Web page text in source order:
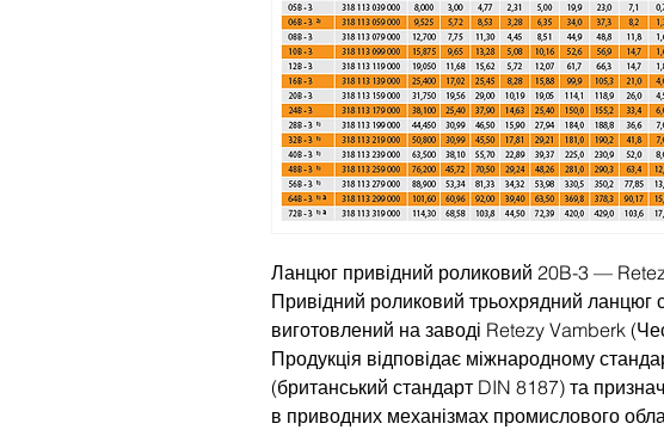
Ланцюг привідний роликовий 20B-3 —
Привідний роликовий трьохрядний ланцюг
виготовлений на заводі Retezy Vamberk
Продукція відповідає міжнародному
(британський стандарт DIN 8187) та
в приводних механізмах промислового